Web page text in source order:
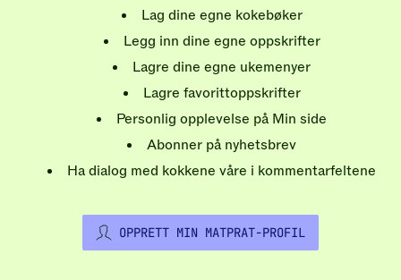
Lag dine egne kokebøker
Legg inn dine egne oppskrifter
Lagre dine egne ukemenyer
Lagre favorittoppskrifter
Personlig opplevelse på Min side
Abonner på nyhetsbrev
Ha dialog med kokkene våre i kommentarfeltene
OPPRETT MIN MATPRAT-PROFIL